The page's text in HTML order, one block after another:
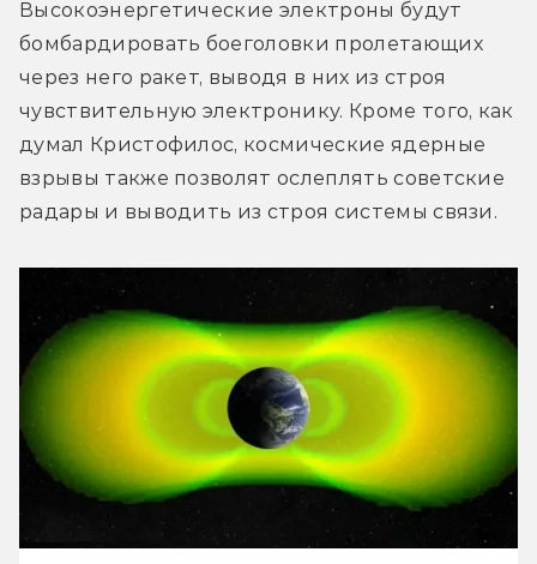
Высокоэнергетические электроны будут
бомбардировать боеголовки пролетающих
через него ракет, выводя в них из строя
чувствительную электронику. Кроме того, как
думал Кристофилос, космические ядерные
взрывы также позволят ослеплять советские
радары и выводить из строя системы связи.